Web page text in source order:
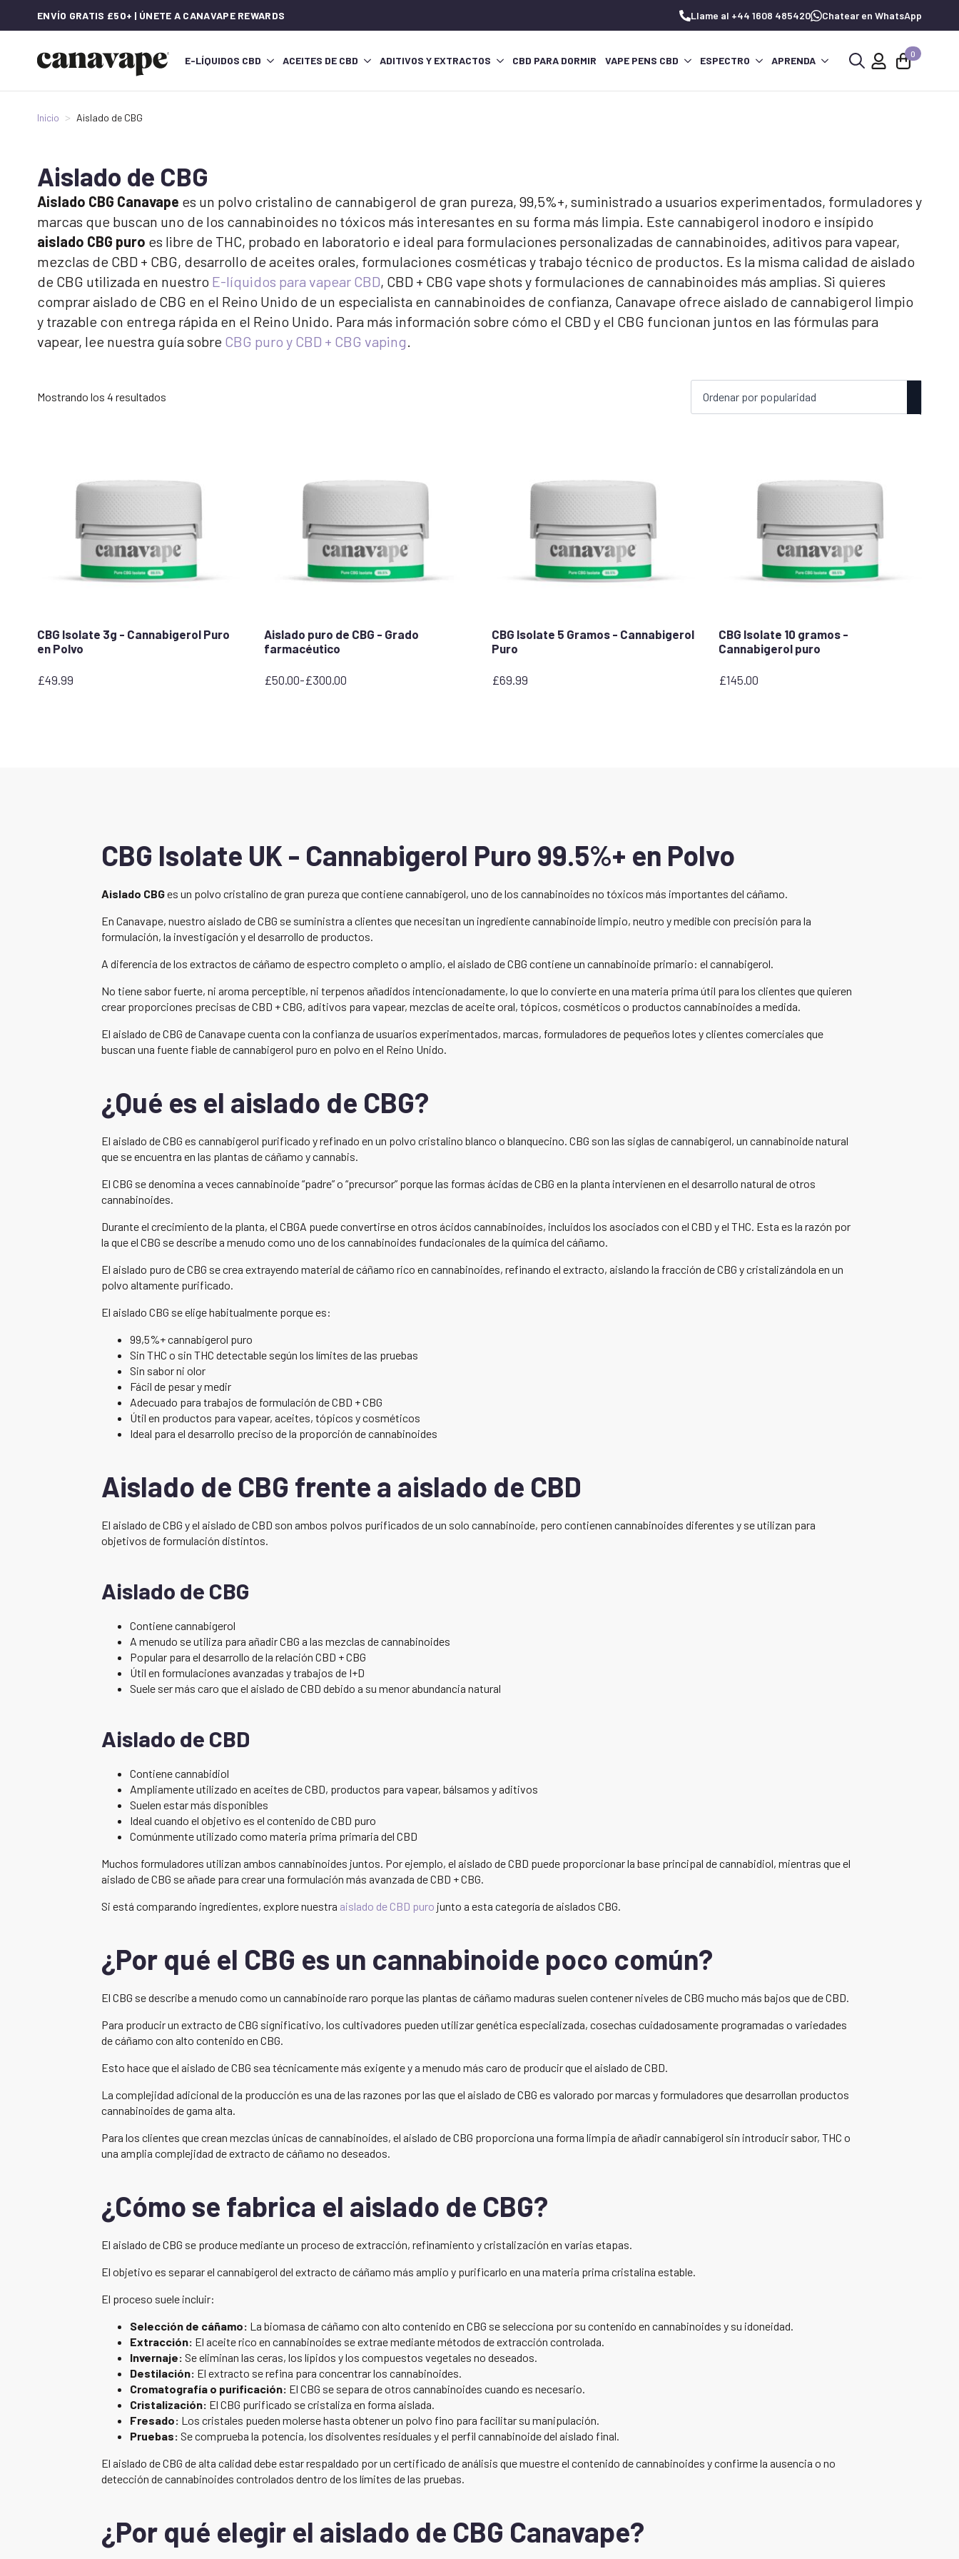
ENVÍO GRATIS £50+ | ÚNETE A CANAVAPE REWARDS Llame al +44 1608 485420 Chatear en WhatsApp
E-LÍQUIDOS CBD ACEITES DE CBD ADITIVOS Y EXTRACTOS CBD PARA DORMIR VAPE PENS CBD ESPECTRO APRENDA
0
Inicio Aislado de CBG
Aislado de CBG
Aislado CBG Canavape es un polvo cristalino de cannabigerol de gran pureza, 99,5%+, suministrado a usuarios experimentados, formuladores y
marcas que buscan uno de los cannabinoides no tóxicos más interesantes en su forma más limpia. Este cannabigerol inodoro e insípido
aislado CBG puro es libre de THC, probado en laboratorio e ideal para formulaciones personalizadas de cannabinoides, aditivos para vapear,
mezclas de CBD + CBG, desarrollo de aceites orales, formulaciones cosméticas y trabajo técnico de productos. Es la misma calidad de aislado
de CBG utilizada en nuestro E-líquidos para vapear CBD, CBD + CBG vape shots y formulaciones de cannabinoides más amplias. Si quieres
comprar aislado de CBG en el Reino Unido de un especialista en cannabinoides de confianza, Canavape ofrece aislado de cannabigerol limpio
y trazable con entrega rápida en el Reino Unido. Para más información sobre cómo el CBD y el CBG funcionan juntos en las fórmulas para
vapear, lee nuestra guía sobre CBG puro y CBD + CBG vaping.
Mostrando los 4 resultados
CBG Isolate 3g - Cannabigerol Puro
en Polvo
£49.99
Aislado puro de CBG - Grado
farmacéutico
£50.00-£300.00
Rango
CBG Isolate 5 Gramos - Cannabigerol
Puro
£69.99
CBG Isolate 10 gramos -
Cannabigerol puro
£145.00
CBG Isolate UK - Cannabigerol Puro 99.5%+ en Polvo
Aislado CBGes un polvo cristalino de gran pureza que contiene cannabigerol, uno de los cannabinoides no tóxicos más importantes del cáñamo.
En Canavape, nuestro aislado de CBG se suministra a clientes que necesitan un ingrediente cannabinoide limpio, neutro y medible con precisión para la
formulación, la investigación y el desarrollo de productos.
A diferencia de los extractos de cáñamo de espectro completo o amplio, el aislado de CBG contiene un cannabinoide primario: el cannabigerol.
No tiene sabor fuerte, ni aroma perceptible, ni terpenos añadidos intencionadamente, lo que lo convierte en una materia prima útil para los clientes que quieren
crear proporciones precisas de CBD + CBG, aditivos para vapear, mezclas de aceite oral, tópicos, cosméticos o productos cannabinoides a medida.
El aislado de CBG de Canavape cuenta con la confianza de usuarios experimentados, marcas, formuladores de pequeños lotes y clientes comerciales que
buscan una fuente fiable de cannabigerol puro en polvo en el Reino Unido.
¿Qué es el aislado de CBG?
El aislado de CBG es cannabigerol purificado y refinado en un polvo cristalino blanco o blanquecino. CBG son las siglas de cannabigerol, un cannabinoide natural
que se encuentra en las plantas de cáñamo y cannabis.
El CBG se denomina a veces cannabinoide “padre” o “precursor” porque las formas ácidas de CBG en la planta intervienen en el desarrollo natural de otros
cannabinoides.
Durante el crecimiento de la planta, el CBGA puede convertirse en otros ácidos cannabinoides, incluidos los asociados con el CBD y el THC. Esta es la razón por
la que el CBG se describe a menudo como uno de los cannabinoides fundacionales de la química del cáñamo.
El aislado puro de CBG se crea extrayendo material de cáñamo rico en cannabinoides, refinando el extracto, aislando la fracción de CBG y cristalizándola en un
polvo altamente purificado.
El aislado CBG se elige habitualmente porque es:
99,5%+ cannabigerol puro
Sin THC o sin THC detectable según los límites de las pruebas
Sin sabor ni olor
Fácil de pesar y medir
Adecuado para trabajos de formulación de CBD + CBG
Útil en productos para vapear, aceites, tópicos y cosméticos
Ideal para el desarrollo preciso de la proporción de cannabinoides
Aislado de CBG frente a aislado de CBD
El aislado de CBG y el aislado de CBD son ambos polvos purificados de un solo cannabinoide, pero contienen cannabinoides diferentes y se utilizan para
objetivos de formulación distintos.
Aislado de CBG
Contiene cannabigerol
A menudo se utiliza para añadir CBG a las mezclas de cannabinoides
Popular para el desarrollo de la relación CBD + CBG
Útil en formulaciones avanzadas y trabajos de I+D
Suele ser más caro que el aislado de CBD debido a su menor abundancia natural
Aislado de CBD
Contiene cannabidiol
Ampliamente utilizado en aceites de CBD, productos para vapear, bálsamos y aditivos
Suelen estar más disponibles
Ideal cuando el objetivo es el contenido de CBD puro
Comúnmente utilizado como materia prima primaria del CBD
Muchos formuladores utilizan ambos cannabinoides juntos. Por ejemplo, el aislado de CBD puede proporcionar la base principal de cannabidiol, mientras que el
aislado de CBG se añade para crear una formulación más avanzada de CBD + CBG.
Si está comparando ingredientes, explore nuestra aislado de CBD puro junto a esta categoría de aislados CBG.
¿Por qué el CBG es un cannabinoide poco común?
El CBG se describe a menudo como un cannabinoide raro porque las plantas de cáñamo maduras suelen contener niveles de CBG mucho más bajos que de CBD.
Para producir un extracto de CBG significativo, los cultivadores pueden utilizar genética especializada, cosechas cuidadosamente programadas o variedades
de cáñamo con alto contenido en CBG.
Esto hace que el aislado de CBG sea técnicamente más exigente y a menudo más caro de producir que el aislado de CBD.
La complejidad adicional de la producción es una de las razones por las que el aislado de CBG es valorado por marcas y formuladores que desarrollan productos
cannabinoides de gama alta.
Para los clientes que crean mezclas únicas de cannabinoides, el aislado de CBG proporciona una forma limpia de añadir cannabigerol sin introducir sabor, THC o
una amplia complejidad de extracto de cáñamo no deseados.
¿Cómo se fabrica el aislado de CBG?
El aislado de CBG se produce mediante un proceso de extracción, refinamiento y cristalización en varias etapas.
El objetivo es separar el cannabigerol del extracto de cáñamo más amplio y purificarlo en una materia prima cristalina estable.
El proceso suele incluir:
Selección de cáñamo: La biomasa de cáñamo con alto contenido en CBG se selecciona por su contenido en cannabinoides y su idoneidad.
Extracción: El aceite rico en cannabinoides se extrae mediante métodos de extracción controlada.
Invernaje: Se eliminan las ceras, los lípidos y los compuestos vegetales no deseados.
Destilación: El extracto se refina para concentrar los cannabinoides.
Cromatografía o purificación: El CBG se separa de otros cannabinoides cuando es necesario.
Cristalización: El CBG purificado se cristaliza en forma aislada.
Fresado: Los cristales pueden molerse hasta obtener un polvo fino para facilitar su manipulación.
Pruebas: Se comprueba la potencia, los disolventes residuales y el perfil cannabinoide del aislado final.
El aislado de CBG de alta calidad debe estar respaldado por un certificado de análisis que muestre el contenido de cannabinoides y confirme la ausencia o no
detección de cannabinoides controlados dentro de los límites de las pruebas.
¿Por qué elegir el aislado de CBG Canavape?